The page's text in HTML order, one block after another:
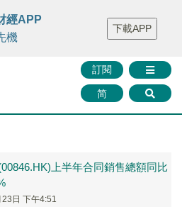
FINMETA 財華證券 媒體矩陣
智庫沙龍
聯絡我們
訂閱
简
經APP
機
下載APP
上半年合同銷售總額同比
日 下午4:51